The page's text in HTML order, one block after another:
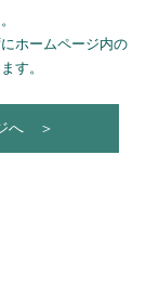
ホームページ内の
す。
へ ＞